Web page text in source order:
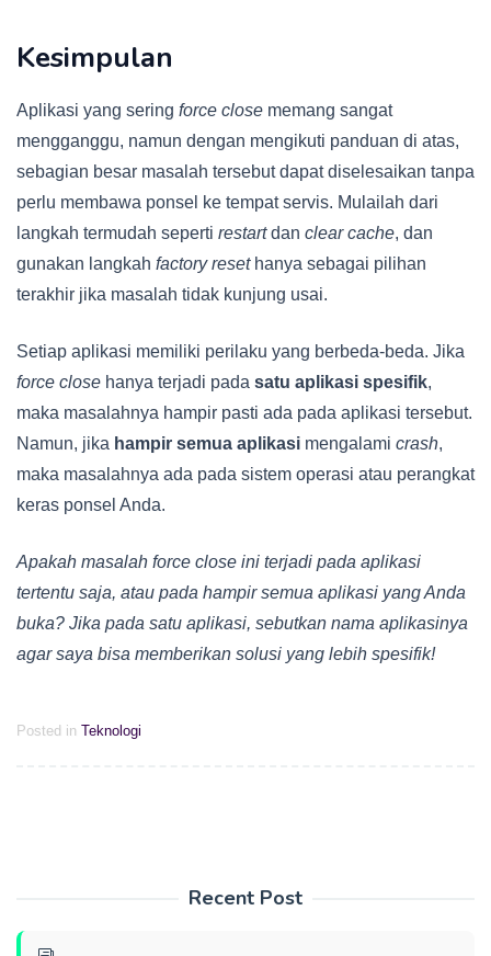
Kesimpulan
Aplikasi yang sering force close memang sangat
mengganggu, namun dengan mengikuti panduan di atas,
sebagian besar masalah tersebut dapat diselesaikan tanpa
perlu membawa ponsel ke tempat servis. Mulailah dari
langkah termudah seperti restartdan clear cache, dan
gunakan langkah factory resethanya sebagai pilihan
terakhir jika masalah tidak kunjung usai.
Setiap aplikasi memiliki perilaku yang berbeda-beda. Jika
force close hanya terjadi pada satu aplikasi spesifik,
maka masalahnya hampir pasti ada pada aplikasi tersebut.
Namun, jika hampir semua aplikasi mengalami crash,
maka masalahnya ada pada sistem operasi atau perangkat
keras ponsel Anda.
Apakah masalah force close ini terjadi pada aplikasi
tertentu saja, atau pada hampir semua aplikasi yang Anda
buka? Jika pada satu aplikasi, sebutkan nama aplikasinya
agar saya bisa memberikan solusi yang lebih spesifik!
Posted in Teknologi
Recent Post